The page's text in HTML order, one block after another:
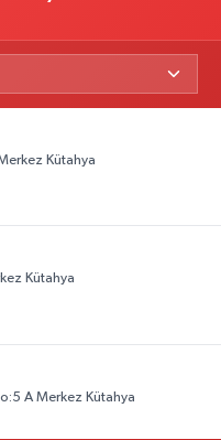
Kütahya
Kütahya
A Merkez Kütahya